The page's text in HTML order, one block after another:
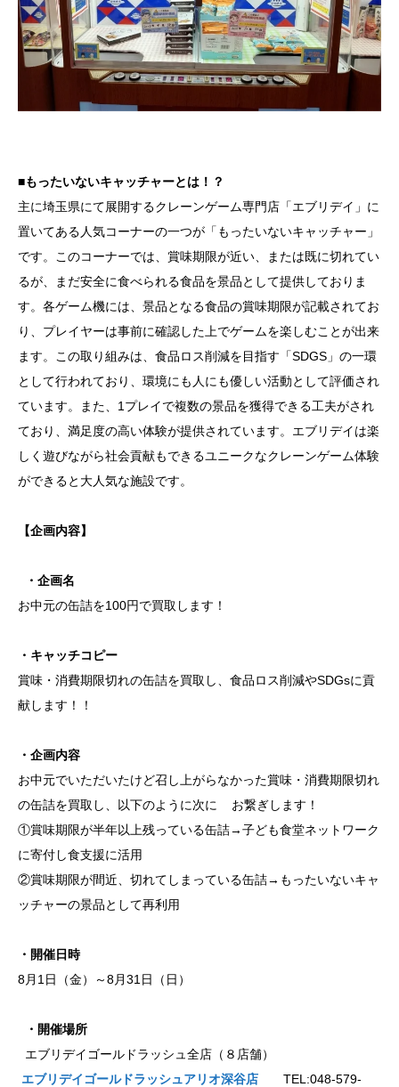
■もったいないキャッチャーとは！？
主に埼玉県にて展開するクレーンゲーム専門店「エブリデイ」に
置いてある人気コーナーの一つが「もったいないキャッチャー」
です。このコーナーでは、賞味期限が近い、または既に切れてい
るが、まだ安全に食べられる食品を景品として提供しておりま
す。各ゲーム機には、景品となる食品の賞味期限が記載されてお
り、プレイヤーは事前に確認した上でゲームを楽しむことが出来
ます。この取り組みは、食品ロス削減を目指す「SDGS」の一環
として行われており、環境にも人にも優しい活動として評価され
ています。また、1プレイで複数の景品を獲得できる工夫がされ
ており、満足度の高い体験が提供されています。エブリデイは楽
しく遊びながら社会貢献もできるユニークなクレーンゲーム体験
ができると大人気な施設です。
【企画内容】
・企画名
お中元の缶詰を100円で買取します！
・キャッチコピー
賞味・消費期限切れの缶詰を買取し、食品ロス削減やSDGsに貢
献します！！
・企画内容
お中元でいただいたけど召し上がらなかった賞味・消費期限切れ
の缶詰を買取し、以下のように次に お繋ぎします！
①賞味期限が半年以上残っている缶詰→子ども食堂ネットワーク
に寄付し食支援に活用
②賞味期限が間近、切れてしまっている缶詰→もったいないキャ
ッチャーの景品として再利用
・開催日時
8月1日（金）～8月31日（日）
・開催場所
エブリデイゴールドラッシュ全店（８店舗）
エブリデイゴールドラッシュアリオ深谷店 TEL:048-579-